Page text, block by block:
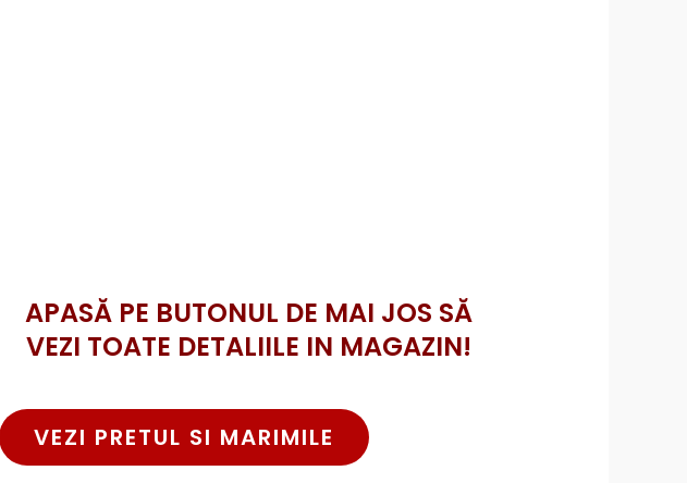
APASĂ PE BUTONUL DE MAI JOS SĂ
VEZI TOATE DETALIILE IN MAGAZIN!
VEZI PRETUL SI MARIMILE